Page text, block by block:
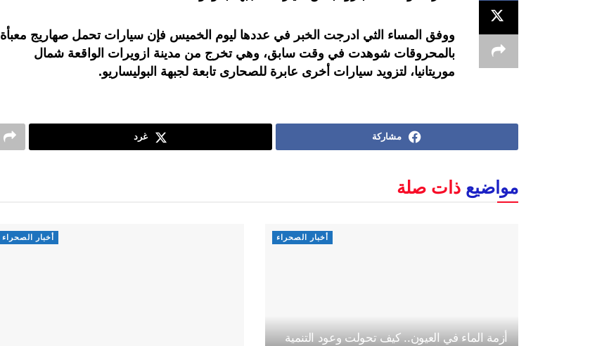
ووفق المساء الثي ادرجت الخبر في عددها ليوم الخميس فإن سيارات تحمل صهاريج معبأة
بالمحروقات شوهدت في وقت سابق، وهي تخرج من مدينة ازويرات الواقعة شمال
موريتانيا، لتزويد سيارات أخرى عابرة للصحارى تابعة لجبهة البوليساريو.
مشاركة غرد
مواضيع ذات صلة
أخبار الصحراء
أزمة الماء في العيون.. كيف تحولت وعود التنمية
أخبار الصحراء